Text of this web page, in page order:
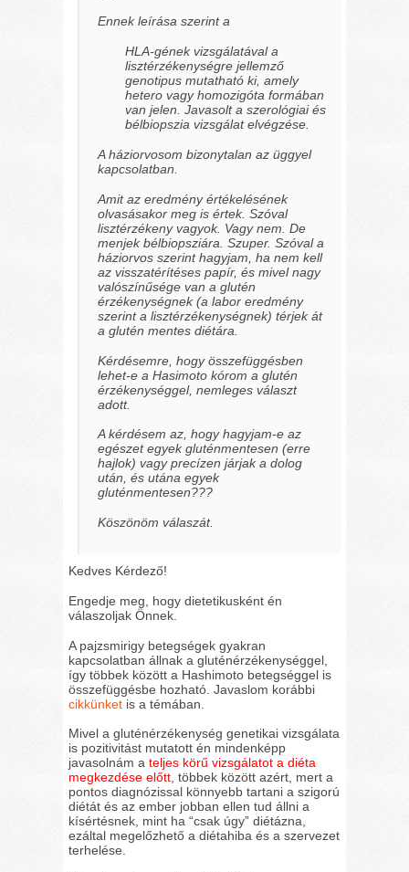
Ennek leírása szerint a
HLA-gének vizsgálatával a
lisztérzékenységre jellemző
genotipus mutatható ki, amely
hetero vagy homozigóta formában
van jelen. Javasolt a szerológiai és
bélbiopszia vizsgálat elvégzése.
A háziorvosom bizonytalan az üggyel
kapcsolatban.
Amit az eredmény értékelésének
olvasásakor meg is értek. Szóval
lisztérzékeny vagyok. Vagy nem. De
menjek bélbiopsziára. Szuper. Szóval a
háziorvos szerint hagyjam, ha nem kell
az visszatérítéses papír, és mivel nagy
valószínűsége van a glutén
érzékenységnek(a labor eredmény
szerint a lisztérzékenységnek) térjek át
a glutén mentes diétára.
Kérdésemre, hogy összefüggésben
lehet-e a Hasimoto kórom a glutén
érzékenységgel, nemleges választ
adott.
A kérdésem az, hogy hagyjam-e az
egészet egyek gluténmentesen (erre
hajlok) vagy precízen járjak a dolog
után, és utána egyek
gluténmentesen???
Köszönöm válaszát.
Kedves Kérdező!
Engedje meg, hogy dietetikusként én
válaszoljak Önnek.
A pajzsmirigy betegségek gyakran
kapcsolatban állnak a gluténérzékenységgel,
így többek között a Hashimoto betegséggel is
összefüggésbe hozható. Javaslom korábbi
cikkünket is a témában.
Mivel a gluténérzékenység genetikai vizsgálata
is pozitivitást mutatott én mindenképp
javasolnám ateljes körű vizsgálatot a diéta
megkezdése előtt, többek között azért, mert a
pontos diagnózissal könnyebb tartani a szigorú
diétát és az ember jobban ellen tud állni a
kísértésnek, mint ha “csak úgy” diétázna,
ezáltal megelőzhető a diétahiba és a szervezet
terhelése.